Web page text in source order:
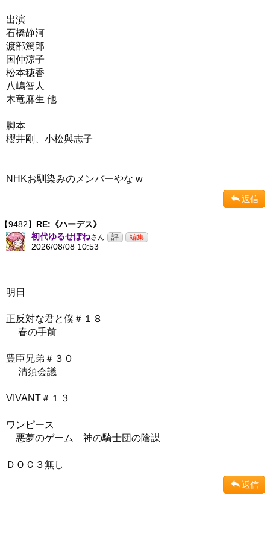
出演
石橋静河
渡部篤郎
国仲涼子
松本穂香
八嶋智人
木竜麻生 他
脚本
櫻井剛、小松與志子
NHKお馴染みのメンバーやな w
返信
【9482】 RE:《ハーデス》
初代ゆるせぽねさん
2026/08/08 10:53
明日
正反対な君と僕＃１８
春の手前
豊臣兄弟＃３０
清須会議
VIVANT＃１３
ワンピース
悪夢のゲーム 神の騎士団の陰謀
ＤＯＣ３無し
返信